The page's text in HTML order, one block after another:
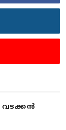
വടക്കൻ